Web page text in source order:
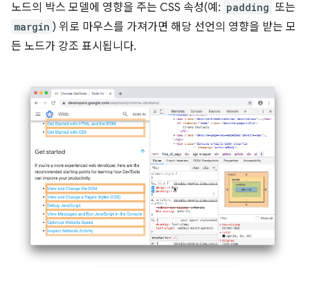
노드의 박스 모델에 영향을 주는 CSS 속성(예: padding 또는
margin ) 위로 마우스를 가져가면 해당 선언의 영향을 받는 모
든 노드가 강조 표시됩니다.